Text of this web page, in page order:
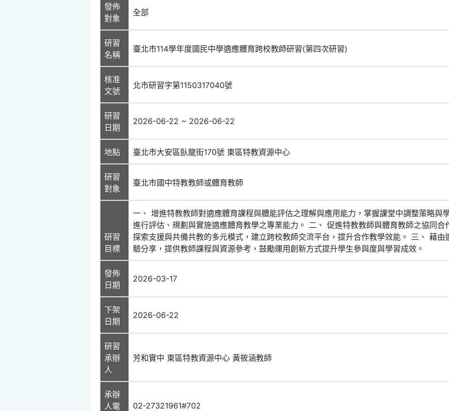
發佈
對象
全部
研習
名稱
臺北市114學年度國民中學適應體育跨校教師研習(第四次研習)
核准
文號
北市研習字第1150317040號
研習
日期
2026-06-22 ~ 2026-06-22
地點 臺北市大安區臥龍街170號 東區特教資源中心
研習
對象
臺北市國中特教教師或體育教師
研習
目標
一、 增進特教教師對適應體育課程與體能評估之理解與應用能力，掌握課堂中調整策略與
進行評估、規劃與實施適應體育教學之專業能力。 二、 促進特教教師與體育教師之協同合
探索支援與共備共教的多元模式，建立跨校教師交流平台，提升合作教學效能。 三、 藉
驗分享，提供教師課程與資源參考，鼓勵運用創新方式提升學生參與度與學習成效。
發佈
日期
2026-03-17
下架
日期
2026-06-22
研習
承辦
人
芳和實中 東區特教資源中心 黃筱涵教師
承辦
人電
02-27321961#702